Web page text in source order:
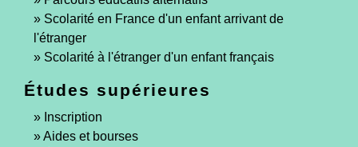
Scolarité en France d'un enfant arrivant de
l'étranger
Scolarité à l'étranger d'un enfant français
Études supérieures
Inscription
Aides et bourses